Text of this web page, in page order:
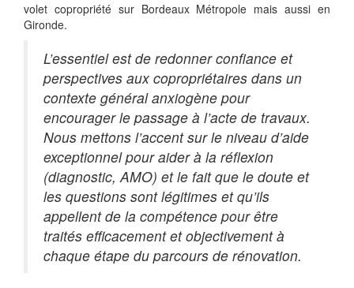
volet copropriété sur Bordeaux Métropole mais aussi en
Gironde.
L’essentiel est de redonner confiance et
perspectives aux copropriétaires dans un
contexte général anxiogène pour
encourager le passage à l’acte de travaux.
Nous mettons l’accent sur le niveau d’aide
exceptionnel pour aider à la réflexion
(diagnostic, AMO) et le fait que le doute et
les questions sont légitimes et qu’ils
appellent de la compétence pour être
traités efficacement et objectivement à
chaque étape du parcours de rénovation.